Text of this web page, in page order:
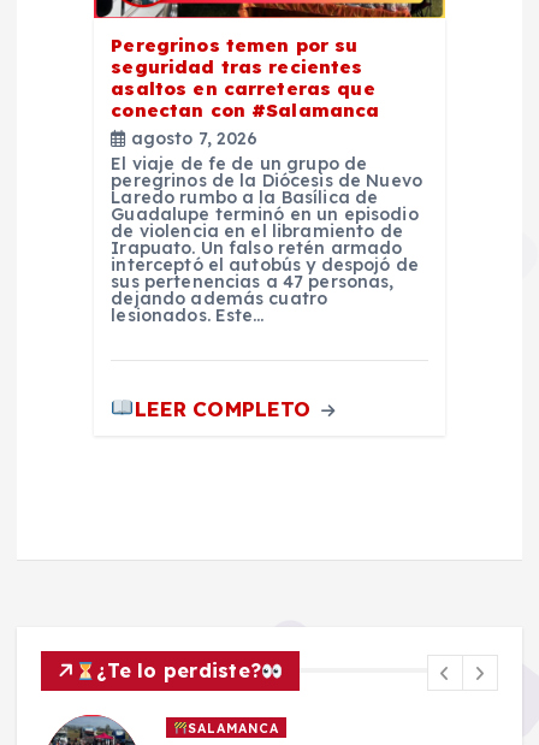
Peregrinos temen por su
seguridad tras recientes
asaltos en carreteras que
conectan con #Salamanca
agosto 7, 2026
El viaje de fe de un grupo de
peregrinos de la Diócesis de Nuevo
Laredo rumbo a la Basílica de
Guadalupe terminó en un episodio
de violencia en el libramiento de
Irapuato. Un falso retén armado
interceptó el autobús y despojó de
sus pertenencias a 47 personas,
dejando además cuatro
lesionados. Este…
LEER COMPLETO
¿Te lo perdiste?
SALAMANCA